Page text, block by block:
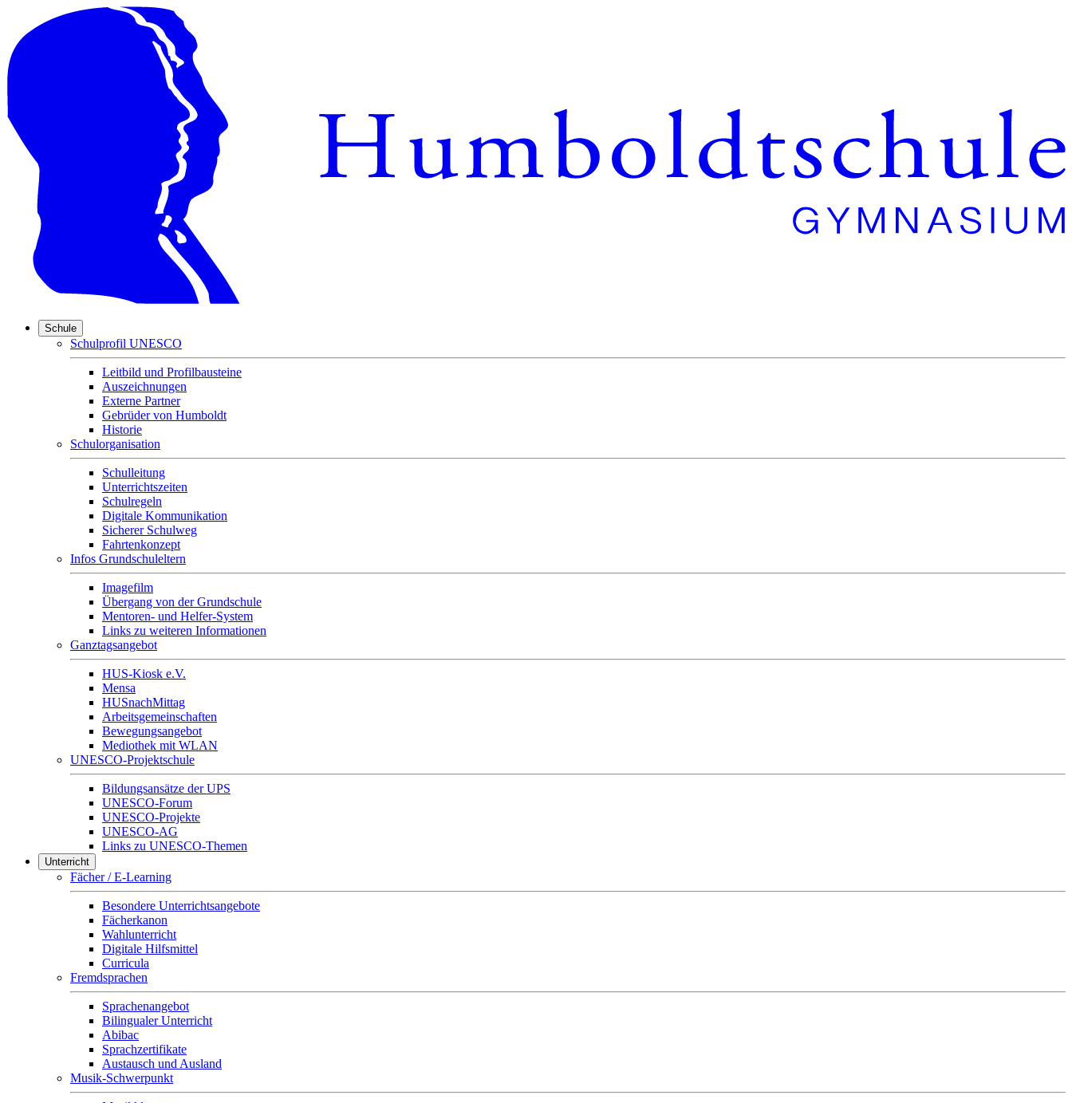
Schule
Schulprofil UNESCO
Leitbild und Profilbausteine
Auszeichnungen
Externe Partner
Gebrüder von Humboldt
Historie
Schulorganisation
Schulleitung
Unterrichtszeiten
Schulregeln
Digitale Kommunikation
Sicherer Schulweg
Fahrtenkonzept
Infos Grundschuleltern
Imagefilm
Übergang von der Grundschule
Mentoren- und Helfer-System
Links zu weiteren Informationen
Ganztagsangebot
HUS-Kiosk e.V.
Mensa
HUSnachMittag
Arbeitsgemeinschaften
Bewegungsangebot
Mediothek mit WLAN
UNESCO-Projektschule
Bildungsansätze der UPS
UNESCO-Forum
UNESCO-Projekte
UNESCO-AG
Links zu UNESCO-Themen
Unterricht
Fächer / E-Learning
Besondere Unterrichtsangebote
Fächerkanon
Wahlunterricht
Digitale Hilfsmittel
Curricula
Fremdsprachen
Sprachenangebot
Bilingualer Unterricht
Abibac
Sprachzertifikate
Austausch und Ausland
Musik-Schwerpunkt